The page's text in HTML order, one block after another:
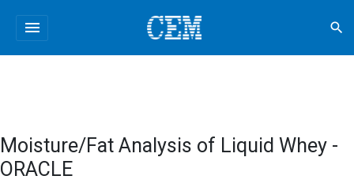
menu search
Moisture/Fat Analysis of Liquid Whey -
ORACLE